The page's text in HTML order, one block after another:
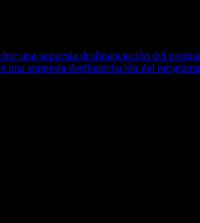
supuesta desfinanciación del programa